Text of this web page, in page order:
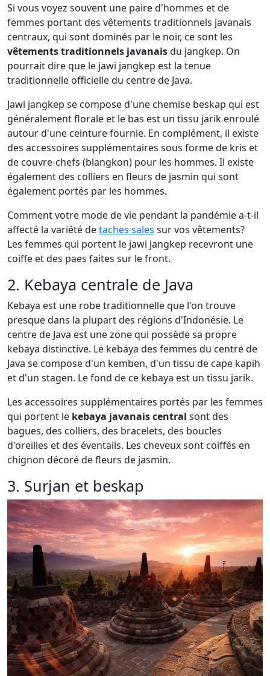
Si vous voyez souvent une paire d'hommes et de
femmes portant des vêtements traditionnels javanais
centraux, qui sont dominés par le noir, ce sont les
vêtements traditionnels javanaisdu jangkep. On
pourrait dire que le jawi jangkep est la tenue
traditionnelle officielle du centre de Java.
Jawi jangkep se compose d'une chemise beskap qui est
généralement florale et le bas est un tissu jarik enroulé
autour d'une ceinture fournie. En complément, il existe
des accessoires supplémentaires sous forme de kris et
de couvre-chefs (blangkon) pour les hommes. Il existe
également des colliers en fleurs de jasmin qui sont
également portés par les hommes.
Comment votre mode de vie pendant la pandémie a-t-il
affecté la variété detaches sales sur vos vêtements?
Les femmes qui portent le jawi jangkep recevront une
coiffe et des paes faites sur le front.
2. Kebaya centrale de Java
Kebaya est une robe traditionnelle que l'on trouve
presque dans la plupart des régions d'Indonésie. Le
centre de Java est une zone qui possède sa propre
kebaya distinctive. Le kebaya des femmes du centre de
Java se compose d'un kemben, d'un tissu de cape kapih
et d'un stagen. Le fond de ce kebaya est un tissu jarik.
Les accessoires supplémentaires portés par les femmes
qui portent le kebaya javanais central sont des
bagues, des colliers, des bracelets, des boucles
d'oreilles et des éventails. Les cheveux sont coiffés en
chignon décoré de fleurs de jasmin.
3. Surjan et beskap